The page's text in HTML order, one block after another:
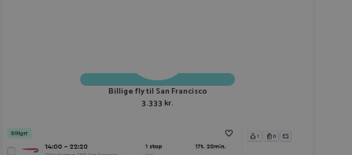
Billige fly til San Francisco
3.333 kr.